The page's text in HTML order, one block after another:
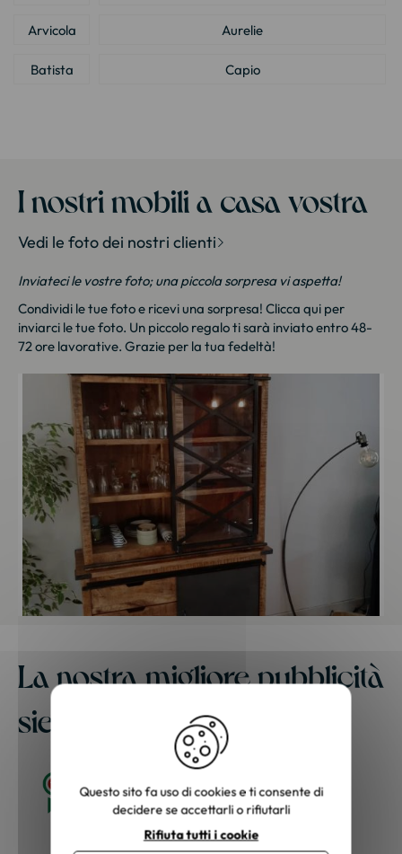
Arvicola Aurelie
Batista Capio
Meuble house : Meuble design pour la maison
I nostri mobili a casa vostra
Vedi le foto dei nostri clienti
Inviateci le vostre foto; una piccola sorpresa vi aspetta!
Condividi le tue foto e ricevi una sorpresa! Clicca qui per
inviarci le tue foto. Un piccolo regalo ti sarà inviato entro 48-
72 ore lavorative. Grazie per la tua fedeltà!
La nostra migliore pubblicità
siete voi
Questo sito fa uso di cookies e ti consente di
decidere se accettarli o rifiutarli
Rifiuta tutti i cookie